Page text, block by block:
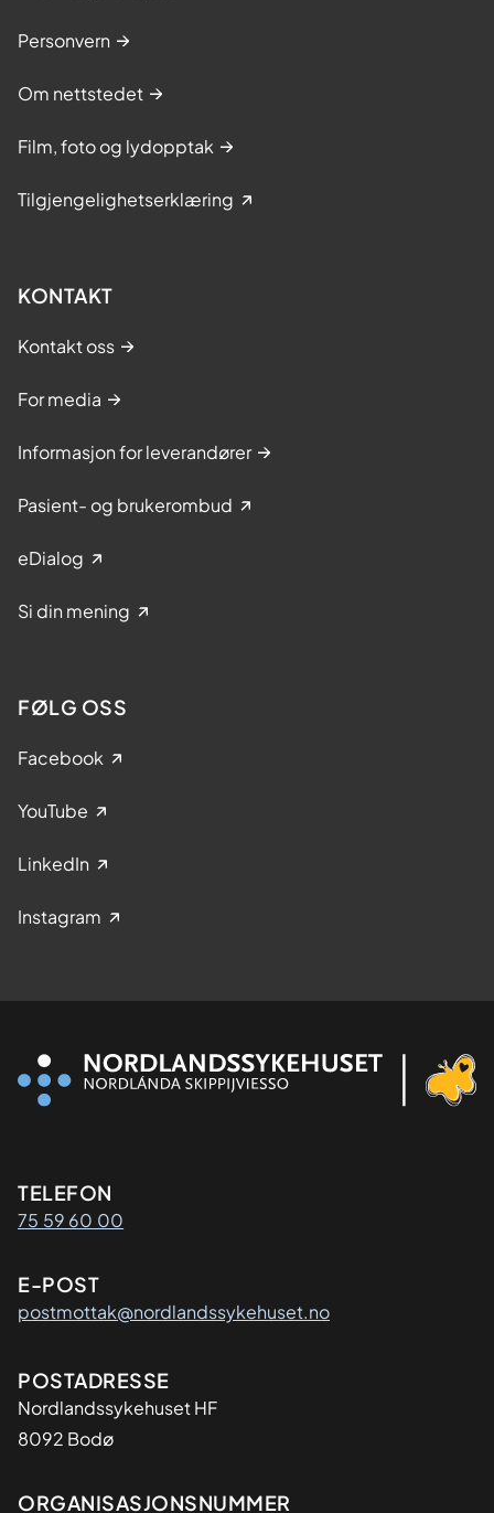
Personvern
Om nettstedet
Film, foto og lydopptak
Tilgjengelighetserklæring
KONTAKT
Kontakt oss
For media
Informasjon for leverandører
Pasient- og brukerombud
eDialog
Si din mening
FØLG OSS
Facebook
YouTube
LinkedIn
Instagram
Kontaktinformasjon
TELEFON
75 59 60 00
E-POST
postmottak@nordlandssykehuset.no
Adresse
POSTADRESSE
Nordlandssykehuset HF
8092 Bodø
ORGANISASJONSNUMMER